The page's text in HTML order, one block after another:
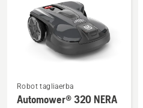
Vedi
Robot tagliaerba
Automower® 320 NERA